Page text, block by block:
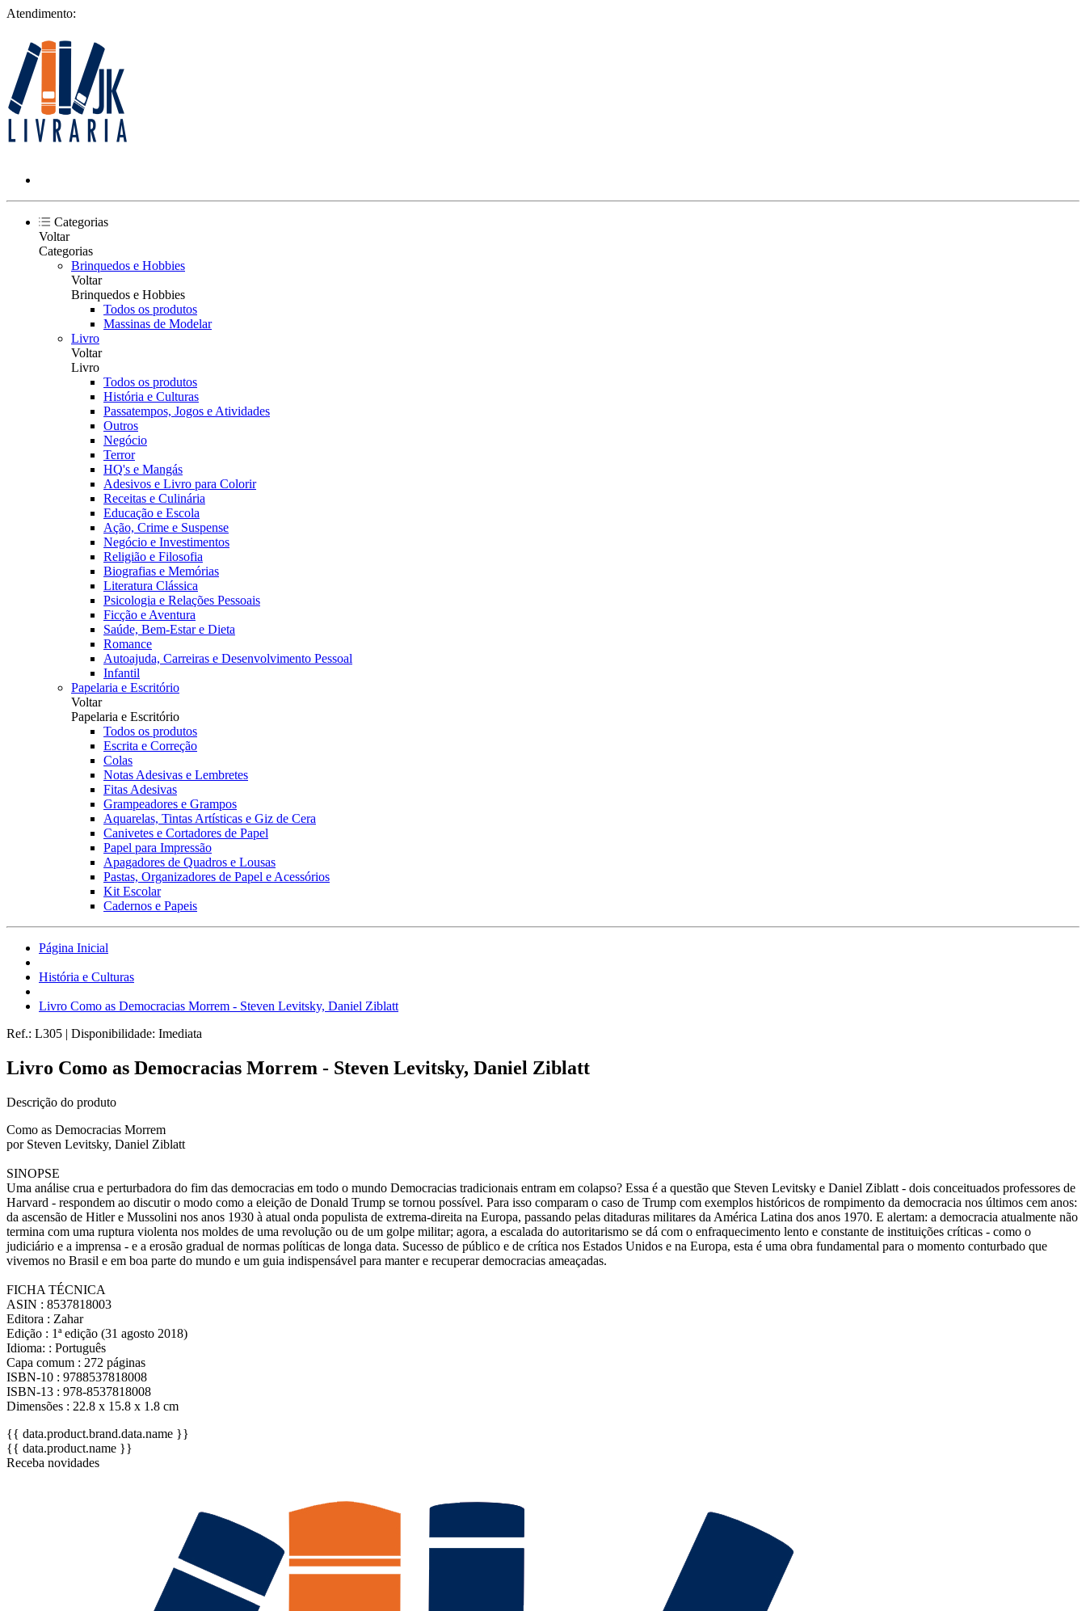
Atendimento:
Categorias
Voltar
Categorias
Brinquedos e Hobbies
Voltar
Brinquedos e Hobbies
Todos os produtos
Massinas de Modelar
Livro
Voltar
Livro
Todos os produtos
História e Culturas
Passatempos, Jogos e Atividades
Outros
Negócio
Terror
HQ's e Mangás
Adesivos e Livro para Colorir
Receitas e Culinária
Educação e Escola
Ação, Crime e Suspense
Negócio e Investimentos
Religião e Filosofia
Biografias e Memórias
Literatura Clássica
Psicologia e Relações Pessoais
Ficção e Aventura
Saúde, Bem-Estar e Dieta
Romance
Autoajuda, Carreiras e Desenvolvimento Pessoal
Infantil
Papelaria e Escritório
Voltar
Papelaria e Escritório
Todos os produtos
Escrita e Correção
Colas
Notas Adesivas e Lembretes
Fitas Adesivas
Grampeadores e Grampos
Aquarelas, Tintas Artísticas e Giz de Cera
Canivetes e Cortadores de Papel
Papel para Impressão
Apagadores de Quadros e Lousas
Pastas, Organizadores de Papel e Acessórios
Kit Escolar
Cadernos e Papeis
Página Inicial
História e Culturas
Livro Como as Democracias Morrem - Steven Levitsky, Daniel Ziblatt
Ref.: L305 | Disponibilidade: Imediata
Livro Como as Democracias Morrem - Steven Levitsky, Daniel Ziblatt
Descrição do produto
Como as Democracias Morrem
por Steven Levitsky, Daniel Ziblatt
SINOPSE
Uma análise crua e perturbadora do fim das democracias em todo o mundo Democracias tradicionais entram em colapso? Essa é a questão que Steven Levitsky e Daniel Ziblatt - dois conceituados professores de
Harvard - respondem ao discutir o modo como a eleição de Donald Trump se tornou possível. Para isso comparam o caso de Trump com exemplos históricos de rompimento da democracia nos últimos cem anos:
da ascensão de Hitler e Mussolini nos anos 1930 à atual onda populista de extrema-direita na Europa, passando pelas ditaduras militares da América Latina dos anos 1970. E alertam: a democracia atualmente não
termina com uma ruptura violenta nos moldes de uma revolução ou de um golpe militar; agora, a escalada do autoritarismo se dá com o enfraquecimento lento e constante de instituições críticas - como o
judiciário e a imprensa - e a erosão gradual de normas políticas de longa data. Sucesso de público e de crítica nos Estados Unidos e na Europa, esta é uma obra fundamental para o momento conturbado que
vivemos no Brasil e em boa parte do mundo e um guia indispensável para manter e recuperar democracias ameaçadas.
FICHA TÉCNICA
ASIN : 8537818003
Editora : Zahar
Edição : 1ª edição (31 agosto 2018)
Idioma: : Português
Capa comum : 272 páginas
ISBN-10 : 9788537818008
ISBN-13 : 978-8537818008
Dimensões : 22.8 x 15.8 x 1.8 cm
{{ data.product.brand.data.name }}
{{ data.product.name }}
Receba novidades